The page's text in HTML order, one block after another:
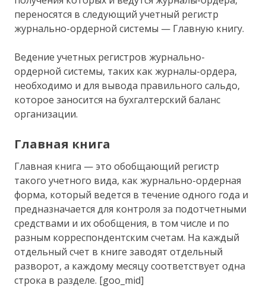
переносятся в следующий учетный регистр
журнально-ордерной системы — Главную книгу.
Ведение учетных регистров журнально-
ордерной системы, таких как журналы-ордера,
необходимо и для вывода правильного сальдо,
которое заносится на бухгалтерский баланс
организации.
Главная книга
Главная книга — это обобщающий регистр
такого учетного вида, как журнально-ордерная
форма, который ведется в течение одного года и
предназначается для контроля за подотчетными
средствами и их обобщения, в том числе и по
разным корреспондентским счетам. На каждый
отдельный счет в книге заводят отдельный
разворот, а каждому месяцу соответствует одна
строка в разделе. [goo_mid]